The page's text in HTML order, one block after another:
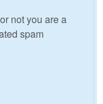
not you are a
spam